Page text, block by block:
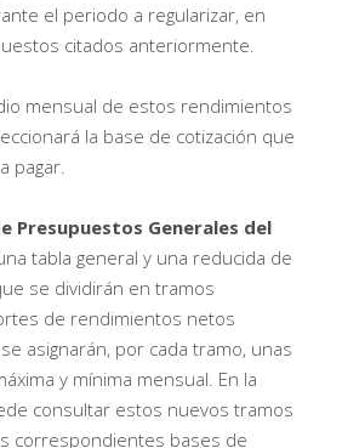
el periodo a regularizar, en
citados anteriormente.
mensual de estos rendimientos
la base de cotización que
pagar.
Presupuestos Generales del
tabla general y una reducida de
se dividirán en tramos
de rendimientos netos
asignarán, por cada tramo, unas
y mínima mensual. En la
consultar estos nuevos tramos
correspondientes bases de